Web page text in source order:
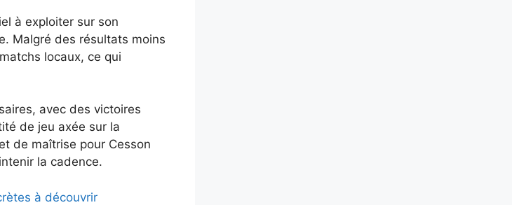
à exploiter sur son
Malgré des résultats moins
locaux, ce qui
avec des victoires
de jeu axée sur la
de maîtrise pour Cesson
la cadence.
à découvrir